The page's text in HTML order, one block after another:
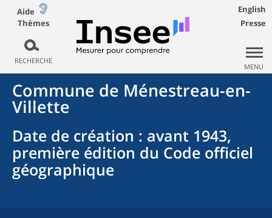
Aide
Thèmes
RECHERCHE
English
Presse
MENU
Commune de Ménestreau-en-
Villette
Date de création : avant 1943,
première édition du Code officiel
géographique